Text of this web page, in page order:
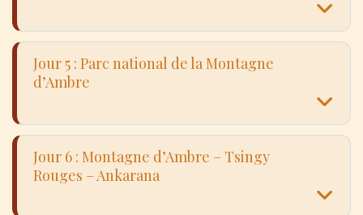
historiques : Haute Ville, marchés
traditionnels et ateliers d’artisans. Une
immersion dans l’histoire et la culture des
Hautes Terres. Découverte de la vie
Vol pour Diego Suarez (Antsiranana), ville
Jour 5 : Parc national de la Montagne
d’Ambre
Jour 6 : Montagne d’Ambre – Tsingy
Rouges – Ankarana